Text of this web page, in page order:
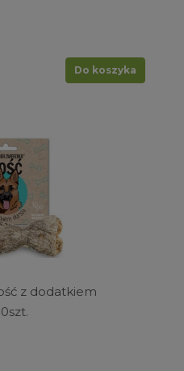
Do koszyka
z dodatkiem